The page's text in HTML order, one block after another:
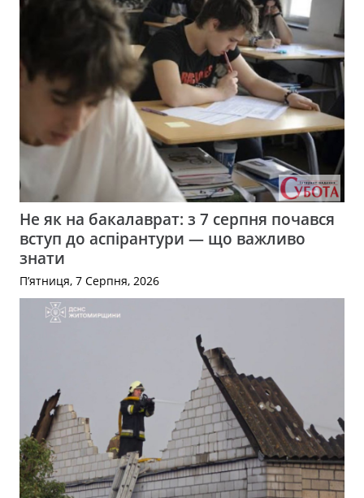
Не як на бакалаврат: з 7 серпня почався
вступ до аспірантури — що важливо
знати
П’ятниця, 7 Серпня, 2026